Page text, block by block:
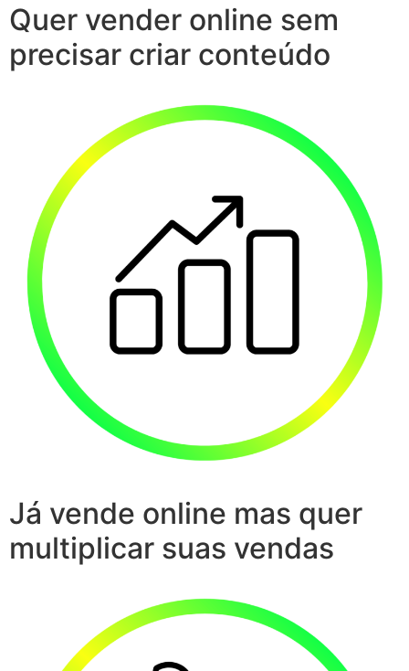
Quer vender online sem
precisar criar conteúdo
Já vende online mas quer
multiplicar suas vendas